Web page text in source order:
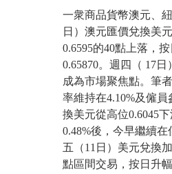
一衆商品貨幣澳元、
日）澳元匯價兌換美
0.6595的40點上落，
0.65870。週四（ 17
成為市場聚焦點。筆
率維持在4.10%及僱
換美元從高位0.6045
0.48%後，今早繼續
五（11日）美元兌換
點區間交易，按日升